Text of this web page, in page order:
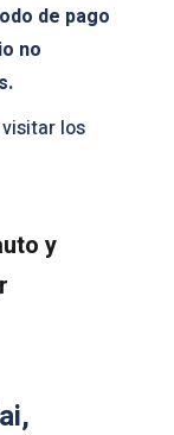
de pago
no
los
y